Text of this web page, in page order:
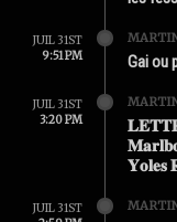
JUIL 31ST
9:51 PM
Gai ou
JUIL 31ST
3:20 PM
𝐘𝐨𝐥𝐞𝐬
JUIL 31ST